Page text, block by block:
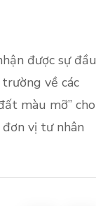
được sự đầu
về các
màu mỡ” cho
vị tư nhân